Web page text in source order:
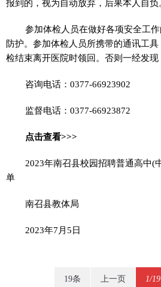
报到的，视为自动放弃，后果本人自负
参加体检人员在做好各项安全工
防护。参加体检人员所携带的通讯工
检结束离开医院时领回。否则一经发现
咨询电话：0377-66923902
监督电话：0377-66923872
点击查看>>>
2023年南召县校园招聘普通高中(
单
南召县教体局
2023年7月5日
19条 上一页 1/19